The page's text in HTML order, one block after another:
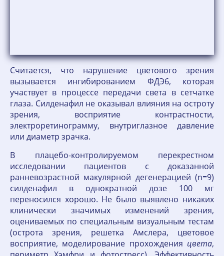
Считается, что нарушение цветового зрения
вызывается ингибированием ФДЭ6, которая
участвует в процессе передачи света в сетчатке
глаза. Силденафил не оказывал влияния на остроту
зрения, восприятие контрастности,
электроретинограмму, внутриглазное давление
или диаметр зрачка.
В плацебо-контролируемом перекрестном
исследовании пациентов с доказанной
ранневозрастной макулярной дегенерацией (n=9)
силденафил в однократной дозе 100 мг
переносился хорошо. Не было выявлено никаких
клинически значимых изменений зрения,
оцениваемых по специальным визуальным тестам
(острота зрения, решетка Амслера, цветовое
восприятие, моделирование прохождения цвета,